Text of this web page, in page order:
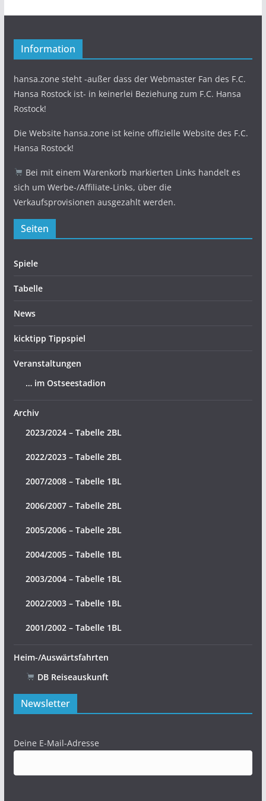
Information
hansa.zone steht -außer dass der Webmaster Fan des F.C.
Hansa Rostock ist- in keinerlei Beziehung zum F.C. Hansa
Rostock!
Die Website hansa.zone ist keine offizielle Website des F.C.
Hansa Rostock!
Bei mit einem Warenkorb markierten Links handelt es
sich um Werbe-/Affiliate-Links, über die
Verkaufsprovisionen ausgezahlt werden.
Seiten
Spiele
Tabelle
News
kicktipp Tippspiel
Veranstaltungen
… im Ostseestadion
Archiv
2023/2024 – Tabelle 2BL
2022/2023 – Tabelle 2BL
2007/2008 – Tabelle 1BL
2006/2007 – Tabelle 2BL
2005/2006 – Tabelle 2BL
2004/2005 – Tabelle 1BL
2003/2004 – Tabelle 1BL
2002/2003 – Tabelle 1BL
2001/2002 – Tabelle 1BL
Heim-/Auswärtsfahrten
DB Reiseauskunft
Newsletter
Deine E-Mail-Adresse